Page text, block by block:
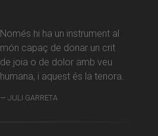
Només hi ha un instrument al
món capaç de donar un crit
de joia o de dolor amb veu
humana, i aquest és la tenora.
JULI GARRETA